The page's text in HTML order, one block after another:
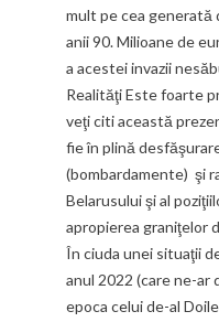
mult pe cea generată
anii 90. Milioane de
a acestei invazii
Realităţi Este foarte
veţi citi această
fie în plină
(bombardamente) şi
Belarusului şi al
apropierea graniţelor
În ciuda unei situaţii
anul 2022 (care ne-ar
epoca celui de-al